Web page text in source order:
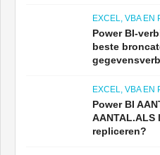
EXCEL, VBA EN
Power BI-
beste
EXCEL, VBA EN
Power BI
AANTAL.ALS
repliceren?